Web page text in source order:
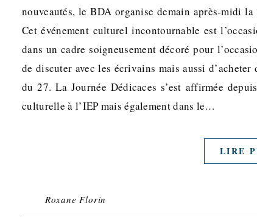
nouveautés, le BDA organise demain après-midi
Cet événement culturel incontournable est
dans un cadre soigneusement décoré pour
de discuter avec les écrivains mais aussi
du 27. La Journée Dédicaces s’est affirmée
culturelle à l’IEP mais également dans le…
LIRE
Roxane Florin